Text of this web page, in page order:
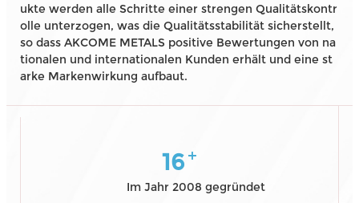
ukte werden alle Schritte einer strengen Qualitätskontr
olle unterzogen, was die Qualitätsstabilität sicherstellt,
so dass AKCOME METALS positive Bewertungen von na
tionalen und internationalen Kunden erhält und eine st
arke Markenwirkung aufbaut.
16 +
Im Jahr 2008 gegründet